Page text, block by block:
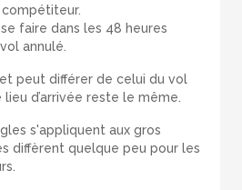
faire dans les 48 heures
annulé.
peut différer de celui du vol
d’arrivée reste le même.
s'appliquent aux gros
diffèrent quelque peu pour les